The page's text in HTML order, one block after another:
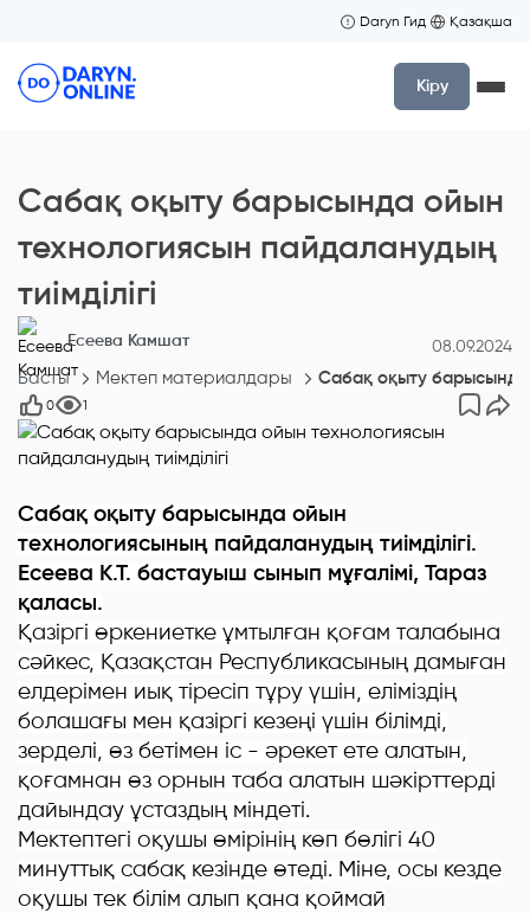
Daryn Гид Қазақша
Кіру
Сабақ оқыту барысында ойын
технологиясын пайдаланудың
тиімділігі
Есеева Камшат 08.09.2024
Басты Мектеп материалдары Сабақ оқыту барысында
0 1
Сабақ оқыту барысында ойын
технологиясының пайдаланудың тиімділігі.
Есеева К.Т. бастауыш сынып мұғалімі, Тараз
қаласы.
Қазіргі өркениетке ұмтылған қоғам талабына
сәйкес, Қазақстан Республикасының дамыған
елдерімен иық тіресіп тұру үшін, еліміздің
болашағы мен қазіргі кезеңі үшін білімді,
зерделі, өз бетімен іс - әрекет ете алатын,
қоғамнан өз орнын таба алатын шәкірттерді
дайындау ұстаздың міндеті.
Мектептегі оқушы өмірінің көп бөлігі 40
минуттық сабақ кезінде өтеді. Міне, осы кезде
оқушы тек білім алып қана қоймай